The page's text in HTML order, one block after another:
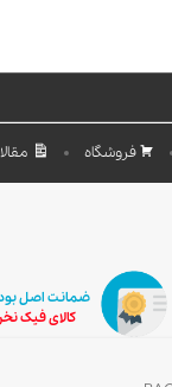
فروشگاه
ضمانت اصل
کالای فیک